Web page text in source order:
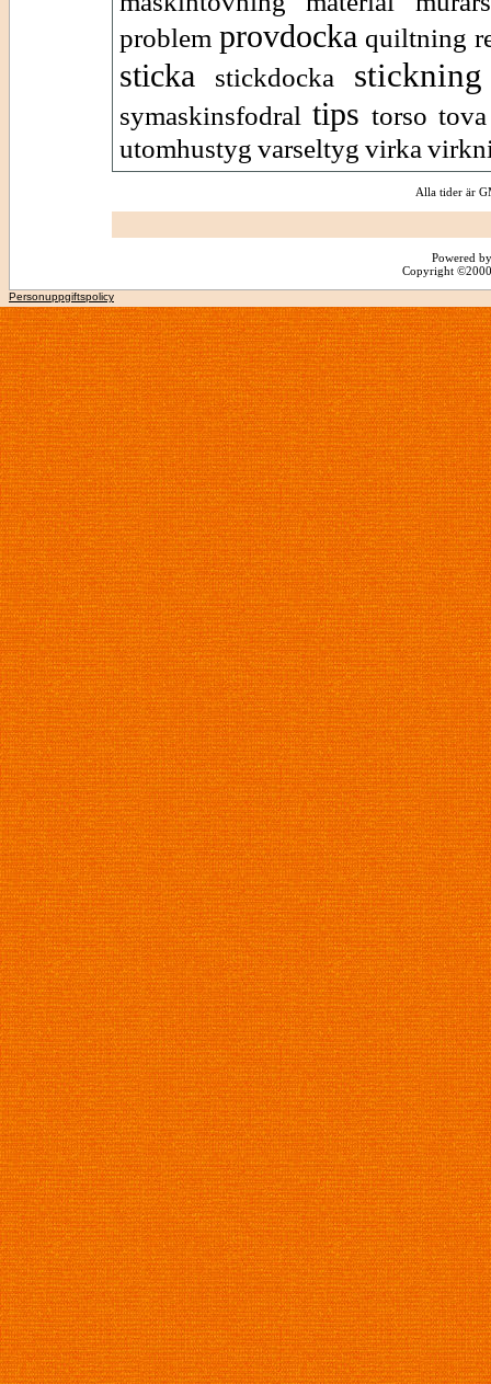
problem provdocka quiltning
sticka stickdocka stickning
symaskinsfodral tips torso tova
utomhustyg varseltyg virka
Alla tider är
Powered
Copyright
Personuppgiftspolicy